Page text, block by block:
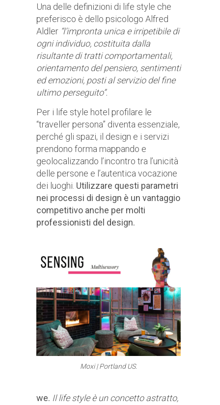
Una delle definizioni di life style che
preferisco è dello psicologo Alfred
Aldler “l’impronta unica e irripetibile di
ogni individuo, costituita dalla
risultante di tratti comportamentali,
orientamento del pensiero, sentimenti
ed emozioni, posti al servizio del fine
ultimo perseguito”.
Per i life style hotel profilare le
“traveller persona” diventa essenziale,
perché gli spazi, il design e i servizi
prendono forma mappando e
geolocalizzando l’incontro tra l’unicità
delle persone e l’autentica vocazione
dei luoghi. Utilizzare questi parametri
nei processi di design è un vantaggio
competitivo anche per molti
professionisti del design.
Moxi | Portland US.
we. Il life style è un concetto astratto,